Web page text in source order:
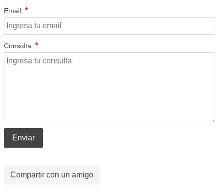
Email: *
Consulta: *
Enviar
Compartir con un amigo